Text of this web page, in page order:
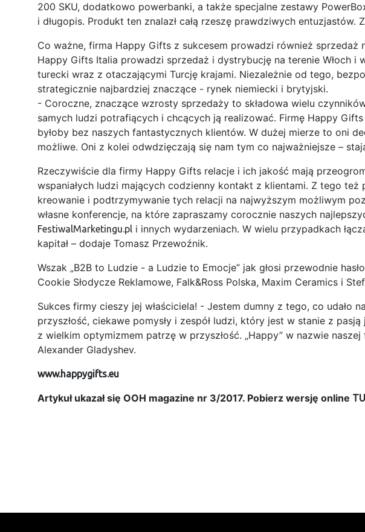
200 SKU, dodatkowo powerbanki, a także specjalne zestawy
i długopis. Produkt ten znalazł całą rzeszę prawdziwych
Co ważne, firma Happy Gifts z sukcesem prowadzi również sprzedaż
Happy Gifts Italia prowadzi sprzedaż i dystrybucję na terenie Włoch
turecki wraz z otaczającymi Turcję krajami. Niezależnie od tego,
strategicznie najbardziej znaczące - rynek niemiecki i brytyjski.
- Coroczne, znaczące wzrosty sprzedaży to składowa wielu
samych ludzi potrafiących i chcących ją realizować. Firmę Happy
byłoby bez naszych fantastycznych klientów. W dużej mierze to oni
możliwe. Oni z kolei odwdzięczają się nam tym co najważniejsze –
Rzeczywiście dla firmy Happy Gifts relacje i ich jakość mają
wspaniałych ludzi mających codzienny kontakt z klientami. Z tego
kreowanie i podtrzymywanie tych relacji na najwyższym możliwym
własne konferencje, na które zapraszamy corocznie naszych
FestiwalMarketingu.pl i innych wydarzeniach. W wielu przypadkach
kapitał – dodaje Tomasz Przewoźnik.
Wszak „B2B to Ludzie - a Ludzie to Emocje” jak głosi przewodnie
Cookie Słodycze Reklamowe, Falk&Ross Polska, Maxim Ceramics i
Sukces firmy cieszy jej właściciela! - Jestem dumny z tego, co udało
przyszłość, ciekawe pomysły i zespół ludzi, który jest w stanie z
z wielkim optymizmem patrzę w przyszłość. „Happy” w nazwie
Alexander Gladyshev.
www.happygifts.eu
Artykuł ukazał się OOH magazine nr 3/2017. Pobierz wersję online